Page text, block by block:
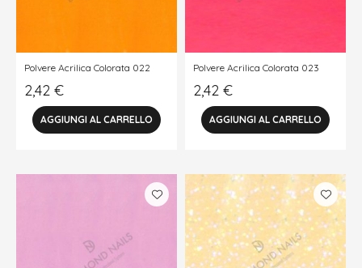
Polvere Acrilica Colorata 022
2,42 €
Polvere Acrilica Colorata 023
2,42 €